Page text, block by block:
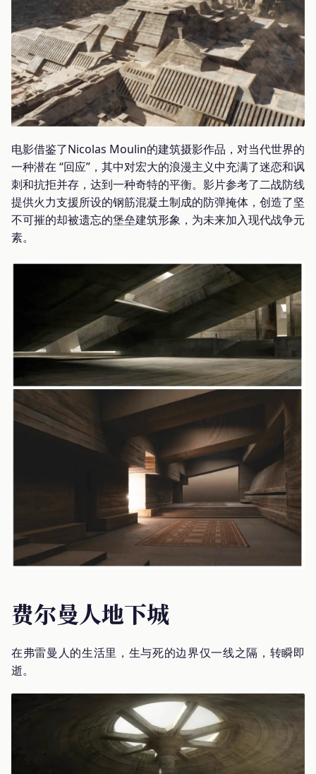
电影借鉴了Nicolas Moulin的建筑摄影作品，对当代世界的
一种潜在 “回应”，其中对宏大的浪漫主义中充满了迷恋和讽
刺和抗拒并存，达到一种奇特的平衡。影片参考了二战防线
提供火力支援所设的钢筋混凝土制成的防弹掩体，创造了坚
不可摧的却被遗忘的堡垒建筑形象，为未来加入现代战争元
素。
费尔曼人地下城
在弗雷曼人的生活里，生与死的边界仅一线之隔，转瞬即
逝。